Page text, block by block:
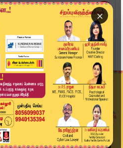
×
கோரிக்கை - தீரா உலா -6